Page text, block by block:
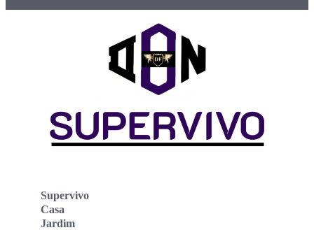
Supervivo
Casa
Jardim